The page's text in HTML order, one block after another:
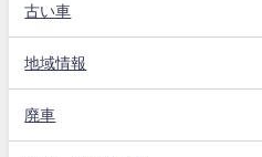
古い車
地域情報
廃車